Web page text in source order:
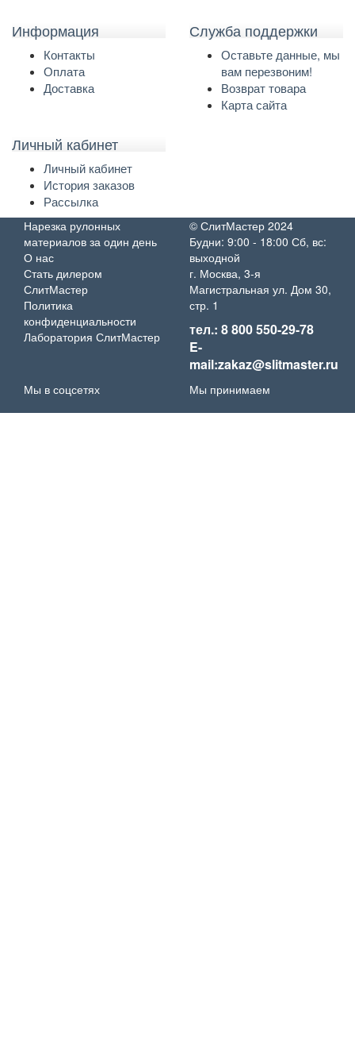
Информация
Контакты
Оплата
Доставка
Служба поддержки
Оставьте данные, мы
вам перезвоним!
Возврат товара
Карта сайта
Личный кабинет
Личный кабинет
История заказов
Рассылка
Нарезка рулонных
материалов за один день
О нас
Стать дилером
СлитМастер
Политика
конфиденциальности
Лаборатория СлитМастер
© СлитМастер 2024
Будни: 9:00 - 18:00 Сб, вс:
выходной
г. Москва, 3-я
Магистральная ул. Дом 30,
стр. 1
тел.: 8 800 550-29-78
E-
mail:zakaz@slitmaster.ru
Мы в соцсетях Мы принимаем